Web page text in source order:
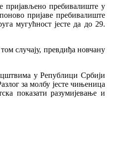
пријављено пребивалиште у
пријаве пребивалиште
мугућност јесте да до 29.
случају, превдиђа новчану
у Републици Србији
за молбу јесте чињеница
показати разумијевање и